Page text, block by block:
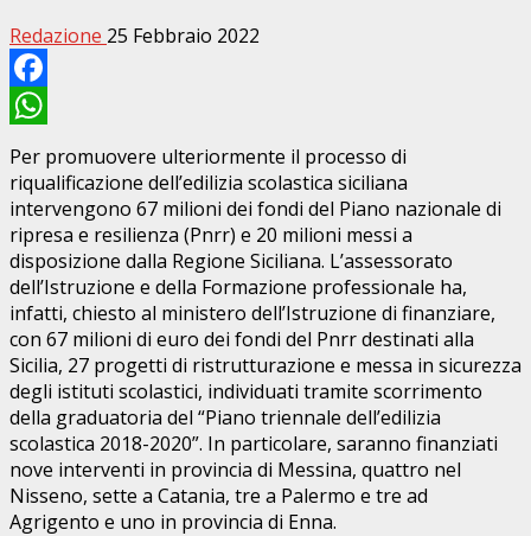
Redazione 25 Febbraio 2022
Facebook
WhatsApp
Per promuovere ulteriormente il processo di
riqualificazione dell’edilizia scolastica siciliana
intervengono 67 milioni dei fondi del Piano nazionale di
ripresa e resilienza (Pnrr) e 20 milioni messi a
disposizione dalla Regione Siciliana. L’assessorato
dell’Istruzione e della Formazione professionale ha,
infatti, chiesto al ministero dell’Istruzione di finanziare,
con 67 milioni di euro dei fondi del Pnrr destinati alla
Sicilia, 27 progetti di ristrutturazione e messa in sicurezza
degli istituti scolastici, individuati tramite scorrimento
della graduatoria del “Piano triennale dell’edilizia
scolastica 2018-2020”. In particolare, saranno finanziati
nove interventi in provincia di Messina, quattro nel
Nisseno, sette a Catania, tre a Palermo e tre ad
Agrigento e uno in provincia di Enna.